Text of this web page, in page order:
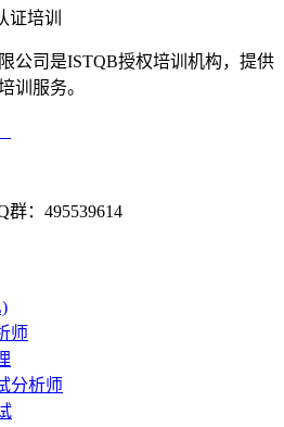
证培训
公司是ISTQB授权培训机构，提供
训服务。
：495539614
师
分析师